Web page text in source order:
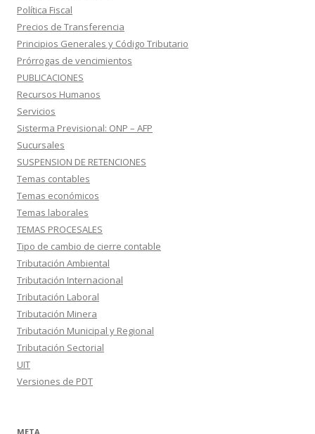
Política Fiscal
Precios de Transferencia
Principios Generales y Código Tributario
Prórrogas de vencimientos
PUBLICACIONES
Recursos Humanos
Servicios
Sisterma Previsional: ONP – AFP
Sucursales
SUSPENSION DE RETENCIONES
Temas contables
Temas económicos
Temas laborales
TEMAS PROCESALES
Tipo de cambio de cierre contable
Tributación Ambiental
Tributación Internacional
Tributación Laboral
Tributación Minera
Tributación Municipal y Regional
Tributación Sectorial
UIT
Versiones de PDT
META